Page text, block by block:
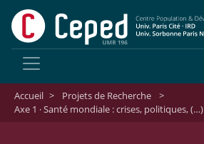
Accueil > Projets de Recherche
>
Axe 1 · Santé mondiale : crises, politiques, (…)